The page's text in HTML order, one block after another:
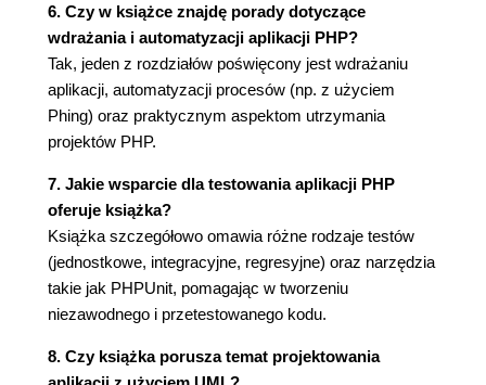
Instalacja klienta (141)
Konfiguracja serwera (142)
Pojęcia związane z Subversion (143)
Lista poleceń Subversion (147)
Tworzenie projektu Subversion (157)
Sposób pracy z systemem kontroli wersji
Bliższe spojrzenie na repozytorium (169)
Odgałęzienia i scalanie (171)
Aplikacje klienckie (177)
Konwencje i najlepsze praktyki przy pracy z
Subversion (183)
potrzeb (184)
6. Czy w książce znajdę porady dotyczące
wdrażania i automatyzacji aplikacji PHP?
Tak, jeden z rozdziałów poświęcony jest wdrażaniu
aplikacji, automatyzacji procesów (np. z użyciem
Phing) oraz praktycznym aspektom utrzymania
projektów PHP.
7. Jakie wsparcie dla testowania aplikacji PHP
oferuje książka?
Książka szczegółowo omawia różne rodzaje testów
(jednostkowe, integracyjne, regresyjne) oraz narzędzia
takie jak PHPUnit, pomagając w tworzeniu
niezawodnego i przetestowanego kodu.
8. Czy książka porusza temat projektowania